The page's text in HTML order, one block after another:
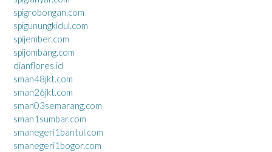
spigrobongan.com
spigunungkidul.com
spijember.com
spijombang.com
dianflores.id
sman48jkt.com
sman26jkt.com
sman03semarang.com
sman1sumbar.com
smanegeri1bantul.com
smanegeri1bogor.com